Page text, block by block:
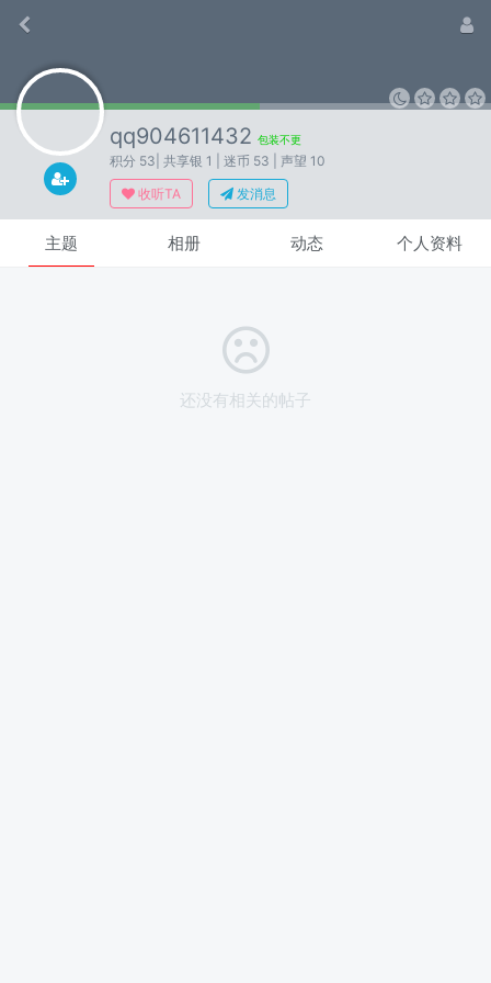
qq904611432 包装不更
积分 53 | 共享银 1 | 迷币 53
| 声望 10
收听TA
发消息
主题 相册 动态 个人资料
还没有相关的帖子